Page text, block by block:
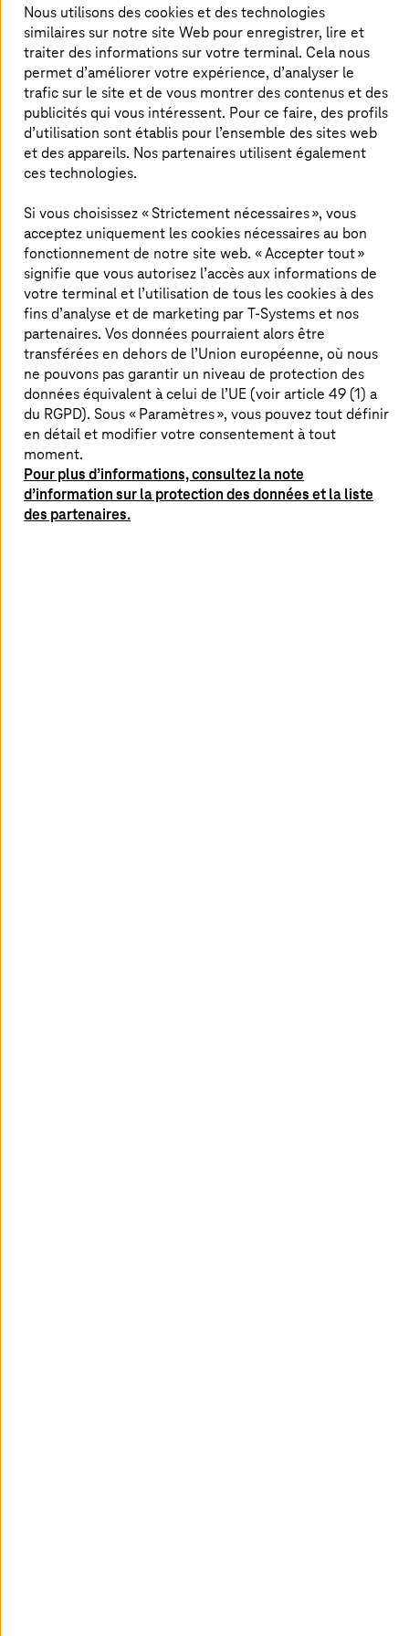
09. mars 2026 |
Usine d’IA : Telekom continue d’étendre sa pile
technologique en Allemagne
T-Systemsest désormais « Sovereign Partner Cloud
Provider » de ServiceNow en Allemagne.
En savoir plus
Nous utilisons des cookies et des technologies
similaires sur notre site Web pour enregistrer, lire et
traiter des informations sur votre terminal. Cela nous
permet d’améliorer votre expérience, d’analyser le
trafic sur le site et de vous montrer des contenus et des
publicités qui vous intéressent. Pour ce faire, des profils
d’utilisation sont établis pour l’ensemble des sites web
et des appareils. Nos partenaires utilisent également
ces technologies.
Si vous choisissez « Strictement nécessaires », vous
acceptez uniquement les cookies nécessaires au bon
fonctionnement de notre site web. « Accepter tout »
signifie que vous autorisez l’accès aux informations de
votre terminal et l’utilisation de tous les cookies à des
fins d’analyse et de marketing parT-Systemset nos
partenaires. Vos données pourraient alors être
transférées en dehors de l’Union européenne, où nous
ne pouvons pas garantir un niveau de protection des
données équivalent à celui de l’UE (voir article 49 (1) a
du RGPD). Sous « Paramètres », vous pouvez tout définir
en détail et modifier votre consentement à tout
moment.
Pour plus d’informations, consultez la note
d’information sur la protection des données et la liste
des partenaires.